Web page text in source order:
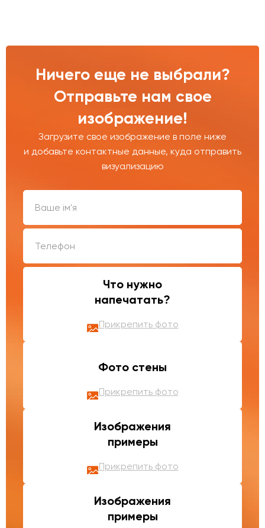
Ничего еще не выбрали?
Отправьте нам свое
изображение!
Загрузите свое изображение в поле ниже
и добавьте контактные данные, куда отправить
визуализацию
Что нужно
напечатать?
Прикрепить фото
Фото стены
Прикрепить фото
Изображения
примеры
Прикрепить фото
Изображения
примеры